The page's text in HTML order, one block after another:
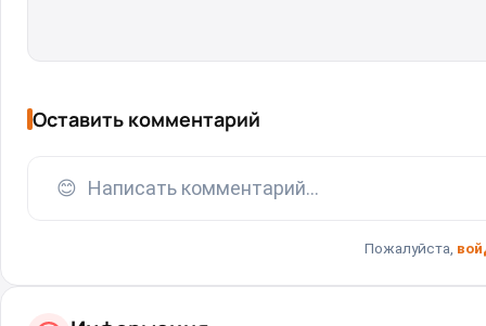
Оставить комментарий
😊 Написать комментарий...
Пожалуйста,